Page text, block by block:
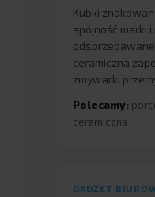
Kubki
spójność marki i
ceramiczna
zmywarki
Polecamy:
ceramiczna
GADŻET